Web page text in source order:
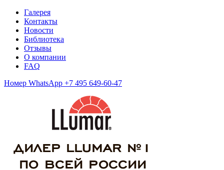
Галерея
Контакты
Новости
Библиотека
Отзывы
О компании
FAQ
Номер WhatsApp +7 495 649-60-47